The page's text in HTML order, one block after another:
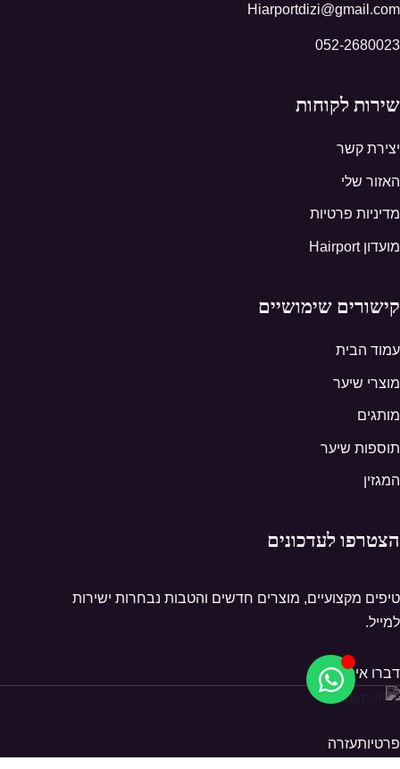
Hiarportdizi@gmail.com
052-2680023
שירות לקוחות
יצירת קשר
האזור שלי
מדיניות פרטיות
מועדון Hairport
קישורים שימושיים
עמוד הבית
מוצרי שיער
מותגים
תוספות שיער
המגזין
הצטרפו לעדכונים
טיפים מקצועיים, מוצרים חדשים והטבות נבחרות ישירות
למייל.
דברו איתנו
פרטיותעזרה